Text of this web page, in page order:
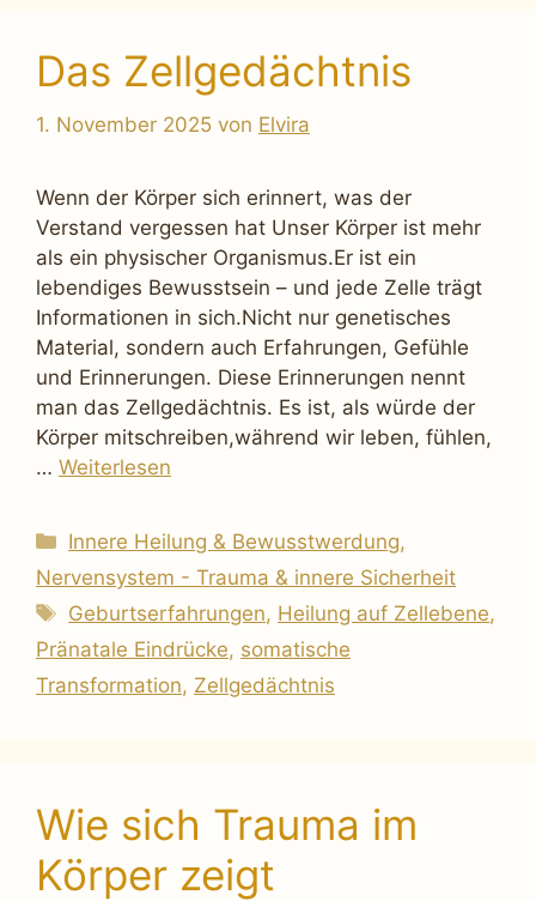
Das Zellgedächtnis
1. November 2025 von Elvira
Wenn der Körper sich erinnert, was der
Verstand vergessen hat Unser Körper ist mehr
als ein physischer Organismus.Er ist ein
lebendiges Bewusstsein – und jede Zelle trägt
Informationen in sich.Nicht nur genetisches
Material, sondern auch Erfahrungen, Gefühle
und Erinnerungen. Diese Erinnerungen nennt
man das Zellgedächtnis. Es ist, als würde der
Körper mitschreiben,während wir leben, fühlen,
… Weiterlesen
Kategorien
Innere Heilung & Bewusstwerdung,
Nervensystem - Trauma & innere Sicherheit
Schlagwörter
Geburtserfahrungen, Heilung auf Zellebene,
Pränatale Eindrücke, somatische
Transformation, Zellgedächtnis
Wie sich Trauma im
Körper zeigt